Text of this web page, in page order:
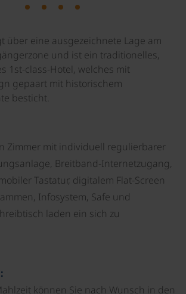
über eine ausgezeichnete Lage am
und ist ein traditionelles,
1st-class-Hotel, welches mit
gepaart mit historischem
besticht.
Zimmer mit individuell regulierbarer
Breitband-Internetzugang,
Tastatur, digitalem Flat-Screen
Infosystem, Safe und
laden ein sich zu
können Sie nach Wunsch in den